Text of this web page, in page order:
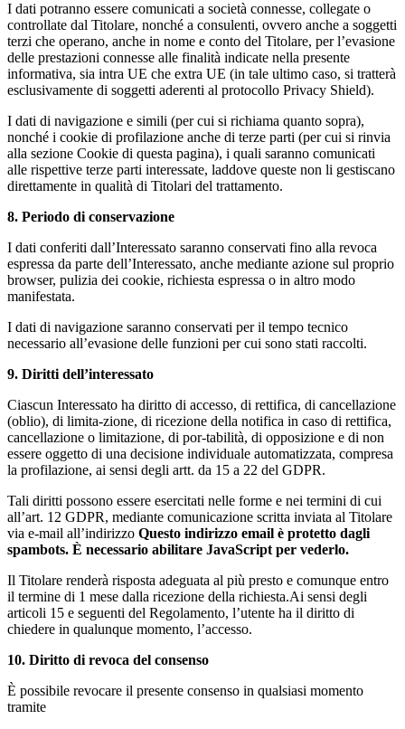
I dati potranno essere comunicati a società connesse, collegate o
controllate dal Titolare, nonché a consulenti, ovvero anche a soggetti
terzi che operano, anche in nome e conto del Titolare, per l’evasione
delle prestazioni connesse alle finalità indicate nella presente
informativa, sia intra UE che extra UE (in tale ultimo caso, si tratterà
esclusivamente di soggetti aderenti al protocollo Privacy Shield).
I dati di navigazione e simili (per cui si richiama quanto sopra),
nonché i cookie di profilazione anche di terze parti (per cui si rinvia
alla sezione Cookie di questa pagina), i quali saranno comunicati
alle rispettive terze parti interessate, laddove queste non li gestiscano
direttamente in qualità di Titolari del trattamento.
8. Periodo di conservazione
I dati conferiti dall’Interessato saranno conservati fino alla revoca
espressa da parte dell’Interessato, anche mediante azione sul proprio
browser, pulizia dei cookie, richiesta espressa o in altro modo
manifestata.
I dati di navigazione saranno conservati per il tempo tecnico
necessario all’evasione delle funzioni per cui sono stati raccolti.
9. Diritti dell’interessato
Ciascun Interessato ha diritto di accesso, di rettifica, di cancellazione
(oblio), di limita-zione, di ricezione della notifica in caso di rettifica,
cancellazione o limitazione, di por-tabilità, di opposizione e di non
essere oggetto di una decisione individuale automatizzata, compresa
la profilazione, ai sensi degli artt. da 15 a 22 del GDPR.
Tali diritti possono essere esercitati nelle forme e nei termini di cui
all’art. 12 GDPR, mediante comunicazione scritta inviata al Titolare
via e-mail all’indirizzo Questo indirizzo email è protetto dagli
spambots. È necessario abilitare JavaScript per vederlo.
Il Titolare renderà risposta adeguata al più presto e comunque entro
il termine di 1 mese dalla ricezione della richiesta.Ai sensi degli
articoli 15 e seguenti del Regolamento, l’utente ha il diritto di
chiedere in qualunque momento, l’accesso.
10. Diritto di revoca del consenso
È possibile revocare il presente consenso in qualsiasi momento
tramite